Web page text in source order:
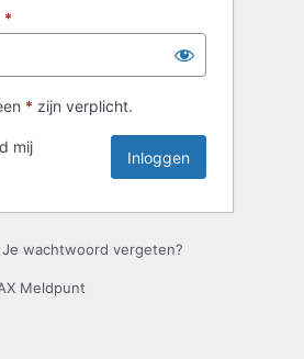
*
* zijn verplicht.
mij
Je wachtwoord vergeten?
Meldpunt